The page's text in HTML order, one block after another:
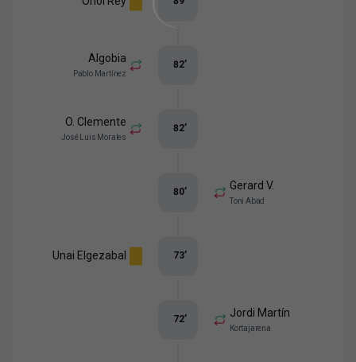
Algobia
Pablo Martínez
82’
O. Clemente
José Luis Morales
82’
Gerard V.
Toni Abad
80’
Unai Elgezabal 73’
Jordi Martín
Kortajarena
72’